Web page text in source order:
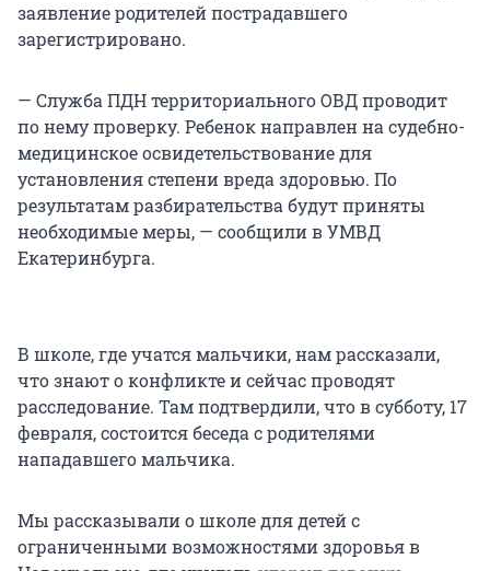
заявление родителей пострадавшего
зарегистрировано.
— Служба ПДН территориального ОВД проводит
по нему проверку. Ребенок направлен на судебно-
медицинское освидетельствование для
установления степени вреда здоровью. По
результатам разбирательства будут приняты
необходимые меры, — сообщили в УМВД
Екатеринбурга.
В школе, где учатся мальчики, нам рассказали,
что знают о конфликте и сейчас проводят
расследование. Там подтвердили, что в субботу, 17
февраля, состоится беседа с родителями
нападавшего мальчика.
Мы рассказывали о школе для детей с
ограниченными возможностями здоровья в